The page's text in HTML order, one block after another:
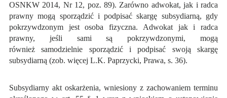
OSNKW 2014, Nr 12, poz. 89). Zarówno adwokat, jak i radca
prawny mogą sporządzić i podpisać skargę subsydiarną, gdy
pokrzywdzonym jest osoba fizyczna. Adwokat jak i radca
prawny, jeśli sami są pokrzywdzonymi, mogą
również samodzielnie sporządzić i podpisać swoją skargę
subsydiarną (zob. więcej L.K. Paprzycki, Prawa, s. 36).
Subsydiarny akt oskarżenia, wniesiony z zachowaniem terminu